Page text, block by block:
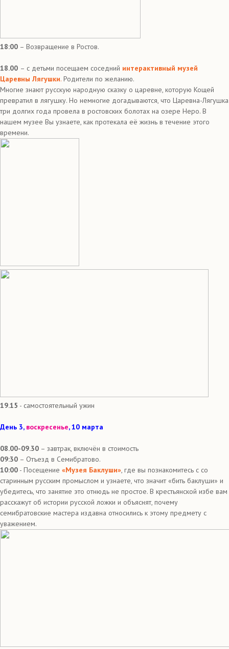
18:00 – Возвращение в Ростов.
18.00 – с детьми посещаем соседний интерактивный музей
Царевны Лягушки. Родители по желанию.
Многие знают русскую народную сказку о царевне, которую Кощей
превратил в лягушку. Но немногие догадываются, что Царевна-Лягушка
три долгих года провела в ростовских болотах на озере Неро. В
нашем музее Вы узнаете, как протекала её жизнь в течение этого
времени.
19.15 - самостоятельный ужин
День 3, воскресенье, 10 марта
08.00-09.30 – завтрак, включён в стоимость
09:30 – Отъезд в Семибратово.
10:00 - Посещение «Музея Баклуши», где вы познакомитесь с со
старинным русским промыслом и узнаете, что значит «бить баклуши» и
убедитесь, что занятие это отнюдь не простое. В крестьянской избе вам
расскажут об истории русской ложки и объяснят, почему
семибратовские мастера издавна относились к этому предмету с
уважением.